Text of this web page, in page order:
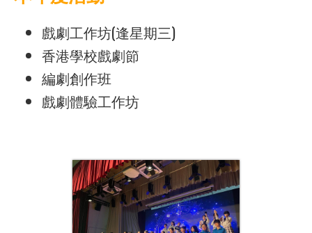
戲劇工作坊(逢星期三)
香港學校戲劇節
編劇創作班
戲劇體驗工作坊